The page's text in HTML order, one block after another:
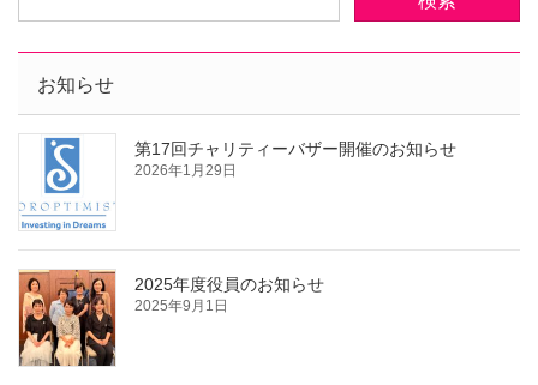
お知らせ
第17回チャリティーバザー開催のお知らせ
2026年1月29日
2025年度役員のお知らせ
2025年9月1日